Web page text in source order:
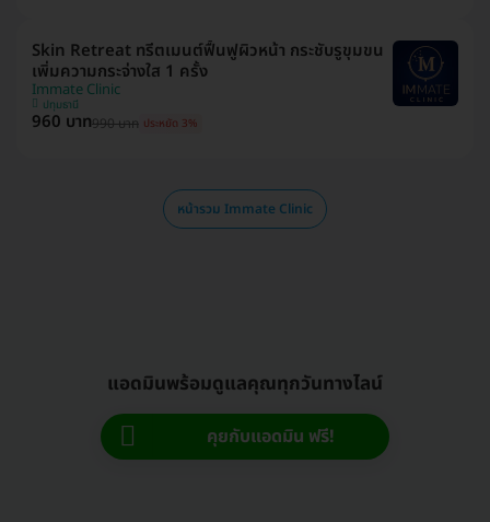
Skin Retreat ทรีตเมนต์ฟื้นฟูผิวหน้า กระชับรูขุมขน
เพิ่มความกระจ่างใส 1 ครั้ง
Immate Clinic
ปทุมธานี
960 บาท990 บาท ประหยัด 3%
หน้ารวม Immate Clinic
แอดมินพร้อมดูแลคุณทุกวันทางไลน์
คุยกับแอดมิน ฟรี!